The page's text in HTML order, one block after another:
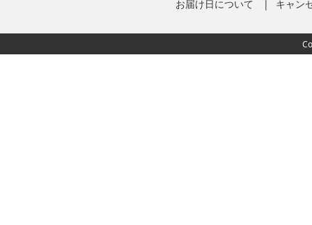
お届け日について
キャン